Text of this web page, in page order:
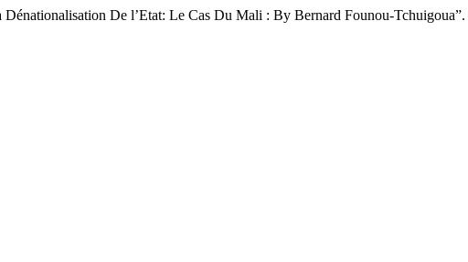
De l’Etat: Le Cas Du Mali : By Bernard Founou-Tchuigoua”.